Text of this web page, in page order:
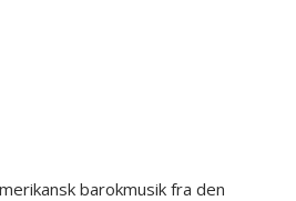
barokmusik fra den